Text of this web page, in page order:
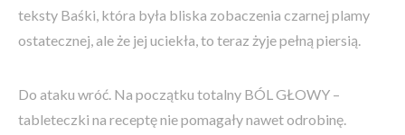
teksty Baśki, która była bliska zobaczenia czarnej plamy
ostatecznej, ale że jej uciekła, to teraz żyje pełną piersią.
Do ataku wróć. Na początku totalny BÓL GŁOWY –
tableteczki na receptę nie pomagały nawet odrobinę.